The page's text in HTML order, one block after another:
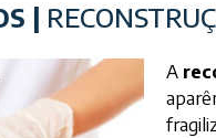
|
A